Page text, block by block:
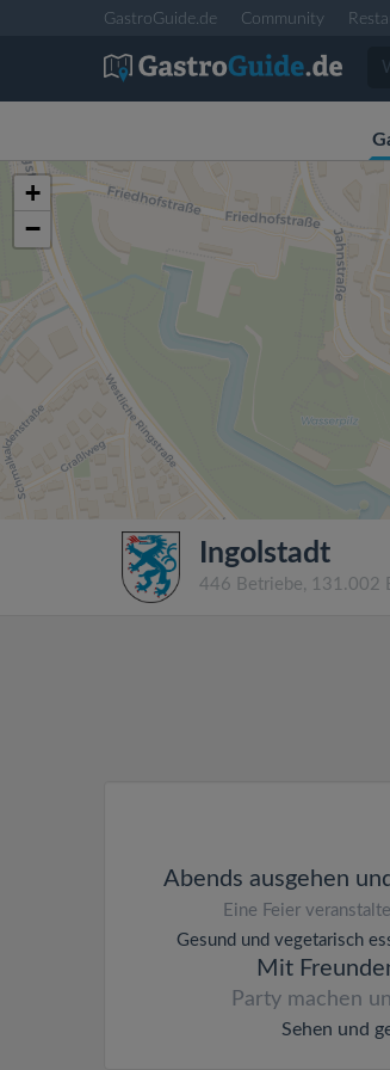
GastroGuide.de Community
+
−
Ingolstadt
446 Betriebe, 131.002
Abends ausgehen
Eine Feier
Gesund und vegetarisch
Mit
Party machen
Sehen und